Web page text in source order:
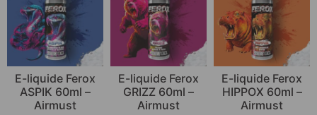
E-liquide Ferox
ASPIK 60ml –
Airmust
E-liquide Ferox
GRIZZ 60ml –
Airmust
E-liquide Ferox
HIPPOX 60ml –
Airmust